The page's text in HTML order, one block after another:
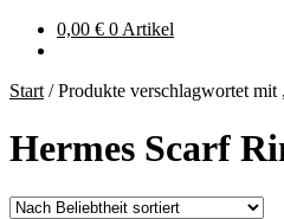
0,00 € 0 Artikel
Start /Produkte verschlagwortet mit
Hermes Scarf